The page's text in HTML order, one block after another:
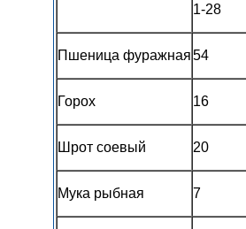
1-28
Пшеница фуражная54
Горох 16
Шрот соевый 20
Мука рыбная 7